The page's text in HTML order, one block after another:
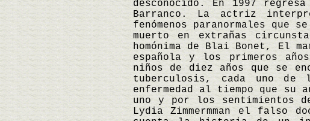
desconocido. En 1997
Barranco. La actriz
fenómenos paranormales
muerto en extrañas
homónima de Blai Bonet, El
española y los primeros
niños de diez años que se
tuberculosis, cada uno de
enfermedad al tiempo que su
uno y por los sentimientos
Lydia Zimmermman el falso